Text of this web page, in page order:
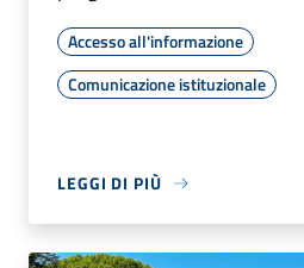
Accesso all'informazione
Comunicazione istituzionale
LEGGI DI PIÙ